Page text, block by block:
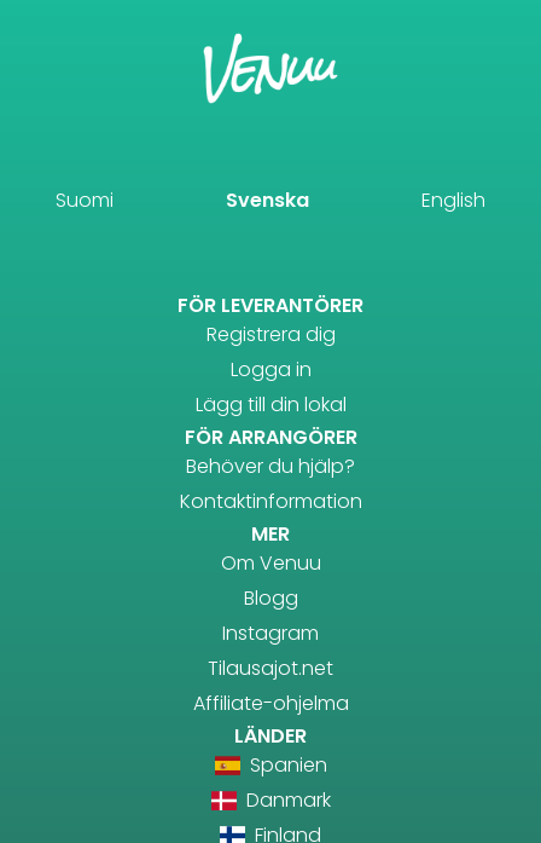
Suomi Svenska English
FÖR LEVERANTÖRER
Registrera dig
Logga in
Lägg till din lokal
FÖR ARRANGÖRER
Behöver du hjälp?
Kontaktinformation
MER
Om Venuu
Blogg
Instagram
Tilausajot.net
Affiliate-ohjelma
LÄNDER
Spanien
Danmark
Finland